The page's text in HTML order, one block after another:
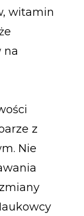
witamin
na
z
Nie